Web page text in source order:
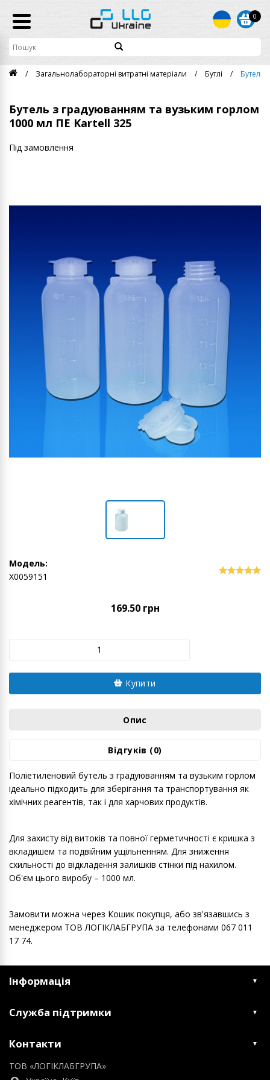
0
Загальнолабораторні витратні матеріали Бутлі Бутель
Бутель з градуюванням та вузьким горлом
1000 мл ПЕ Kartell 325
Під замовлення
Модель:
Х0059151
169.50 грн
Купити
Опис
Відгуків (0)
Поліетиленовий бутель з градуюванням та вузьким горлом
ідеально підходить для зберігання та транспортування як
хімічних реагентів, так і для харчових продуктів.
Для захисту від витоків та повної герметичності є кришка з
вкладишем та подвійним ущільненням. Для зниження
схильності до відкладення залишків стінки під нахилом.
Об'єм цього виробу – 1000 мл.
Замовити можна через Кошик покупця, або зв'язавшись з
менеджером ТОВ ЛОГІКЛАБГРУПА за телефонами 067 011
17 74.
Інформація
Служба підтримки
Контакти
ТОВ «ЛОГІКЛАБГРУПА»